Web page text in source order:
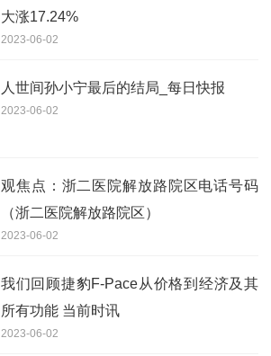
大涨17.24%
2023-06-02
人世间孙小宁最后的结局_每日快报
2023-06-02
观焦点：浙二医院解放路院区电话号码
（浙二医院解放路院区）
2023-06-02
我们回顾捷豹F-Pace从价格到经济及其
所有功能 当前时讯
2023-06-02